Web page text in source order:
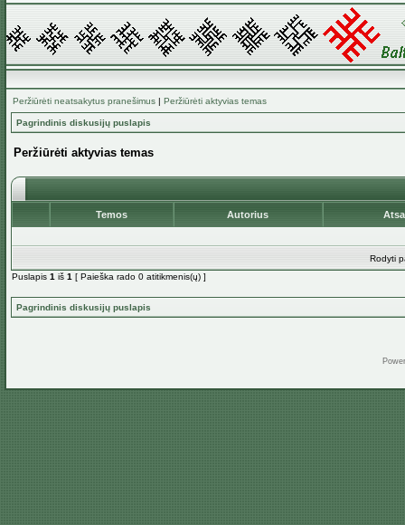
Peržiūrėti neatsakytus pranešimus | Peržiūrėti aktyvias temas
Pagrindinis diskusijų puslapis
Peržiūrėti aktyvias temas
Temos Autorius
Rodyti
Puslapis 1 iš 1 [ Paieška rado 0 atitikmenis(ų) ]
Pagrindinis diskusijų puslapis